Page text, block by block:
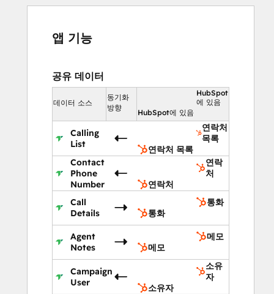
앱 기능
공유 데이터
데이터 소스
동기화
방향
HubSpot
에 있음
HubSpot에 있음
Calling
List
연락처
목록
연락처 목록
Contact
Phone
Number
연락
처
연락처
Call
Details
통화
통화
Agent
Notes
메모
메모
Campaign
User
소유
자
소유자